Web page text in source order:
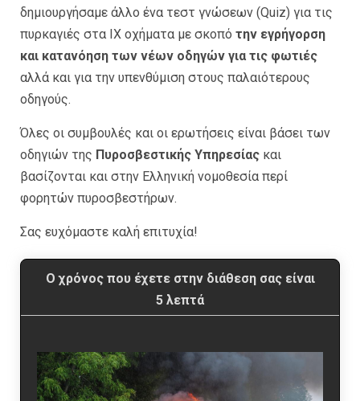
δημιουργήσαμε άλλο ένα τεστ γνώσεων (Quiz) για τις
πυρκαγιές στα ΙΧ οχήματα με σκοπό την εγρήγορση
και κατανόηση των νέων οδηγών για τις φωτιές
αλλά και για την υπενθύμιση στους παλαιότερους
οδηγούς.
Όλες οι συμβουλές και οι ερωτήσεις είναι βάσει των
οδηγιών της Πυροσβεστικής Υπηρεσίας και
βασίζονται και στην Ελληνική νομοθεσία περί
φορητών πυροσβεστήρων.
Σας ευχόμαστε καλή επιτυχία!
Ο χρόνος που έχετε στην διάθεση σας είναι
5 λεπτά